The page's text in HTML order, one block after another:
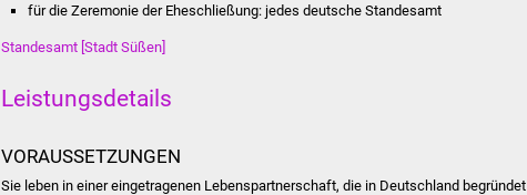
für die Zeremonie der Eheschließung: jedes deutsche Standesamt
Standesamt [Stadt Süßen]
Leistungsdetails
VORAUSSETZUNGEN
Sie leben in einer eingetragenen Lebenspartnerschaft, die in Deutschland begründet